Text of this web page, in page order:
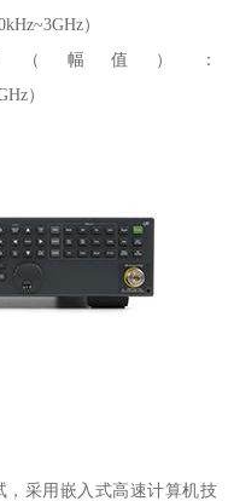
）
值）：
）
，采用嵌入式高速计算机技